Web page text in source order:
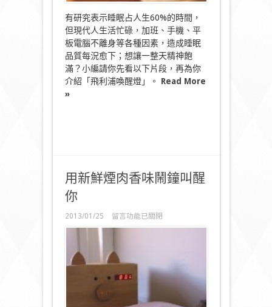
有研究表示睡眠占人生60%的時間，
但現代人生活忙碌，加班、手機、平
板電腦不離身等各種因素，造成睡眠
品質每況愈下；想讓一整天精神飽
滿？小編請你先看以下片段，再為你
介紹「飛利浦喚醒燈」。 Read More
»
用新鮮煙肉香味鬧鐘叫醒
你
2013/01/25
在
〈用
煙
香
留言功能已關閉